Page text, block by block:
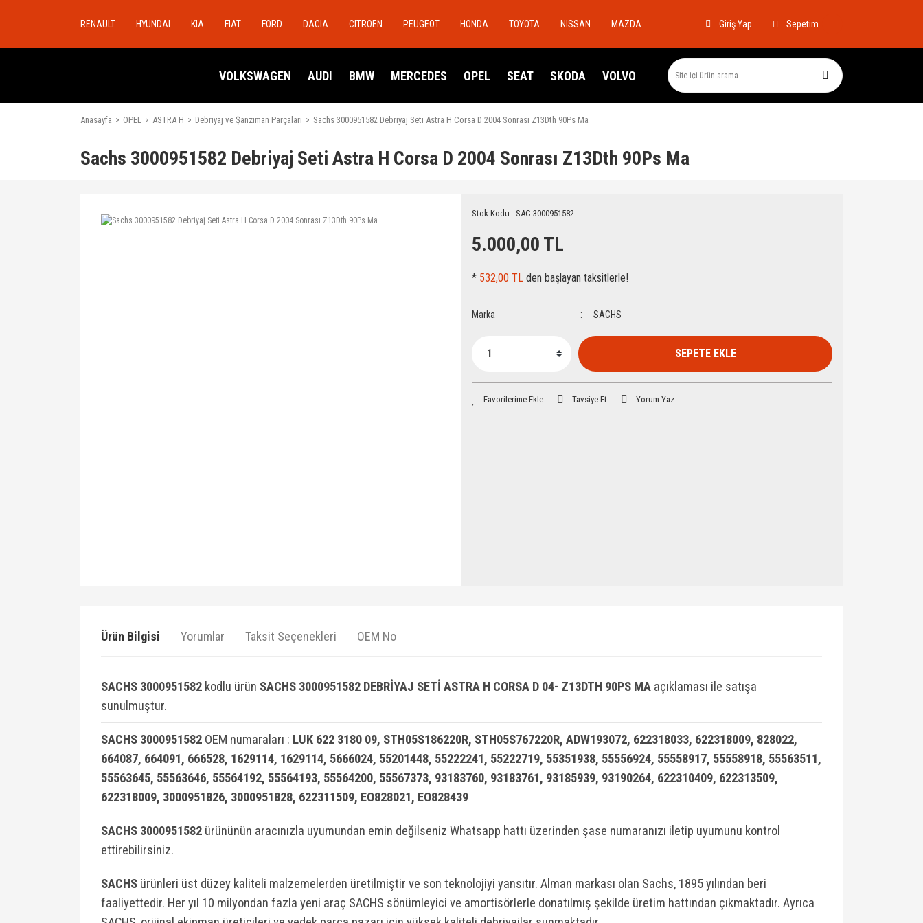
RENAULT HYUNDAI KIA FIAT FORD DACIA CITROEN PEUGEOT HONDA TOYOTA NISSAN MAZDA Giriş Yap Sepetim
VOLKSWAGEN AUDI BMW MERCEDES OPEL SEAT SKODA VOLVO
Anasayfa OPEL ASTRA H Debriyaj ve Şanzıman Parçaları Sachs 3000951582 Debriyaj Seti Astra H Corsa D 2004 Sonrası Z13Dth 90Ps Ma
Sachs 3000951582 Debriyaj Seti Astra H Corsa D 2004 Sonrası Z13Dth 90Ps Ma
Stok Kodu : SAC-3000951582
5.000,00 TL
* 532,00 TL den başlayan taksitlerle!
Marka SACHS
SEPETE EKLE
Tavsiye Et Yorum Yaz
Ürün Bilgisi Yorumlar Taksit Seçenekleri OEM No
SACHS 3000951582 kodlu ürün SACHS 3000951582 DEBRİYAJ SETİ ASTRA H CORSA D 04- Z13DTH 90PS MA açıklaması ile satışa
sunulmuştur.
SACHS 3000951582 OEM numaraları : LUK 622 3180 09, STH05S186220R, STH05S767220R, ADW193072, 622318033, 622318009, 828022,
664087, 664091, 666528, 1629114, 1629114, 5666024, 55201448, 55222241, 55222719, 55351938, 55556924, 55558917, 55558918, 55563511,
55563645, 55563646, 55564192, 55564193, 55564200, 55567373, 93183760, 93183761, 93185939, 93190264, 622310409, 622313509,
622318009, 3000951826, 3000951828, 622311509, EO828021, EO828439
SACHS 3000951582 ürününün aracınızla uyumundan emin değilseniz Whatsapp hattı üzerinden şase numaranızı iletip uyumunu kontrol
ettirebilirsiniz.
SACHS ürünleri üst düzey kaliteli malzemelerden üretilmiştir ve son teknolojiyi yansıtır. Alman markası olan Sachs, 1895 yılından beri
faaliyettedir. Her yıl 10 milyondan fazla yeni araç SACHS sönümleyici ve amortisörlerle donatılmış şekilde üretim hattından çıkmaktadır. Ayrıca